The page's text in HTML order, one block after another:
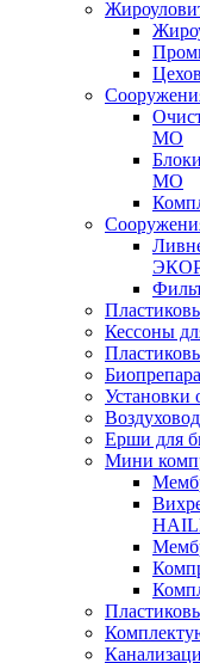
МО
МО
Кессоны
Установки
Ерши для
Мини